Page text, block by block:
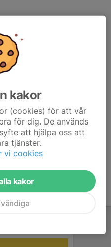
kakor
(cookies) för att vår
för dig. De används
att hjälpa oss att
tjänster.
vi cookies
kakor